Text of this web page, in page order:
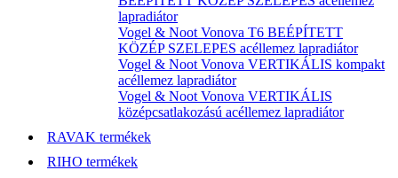
lapradiátor
Vogel & Noot Vonova T6 BEÉPÍTETT
KÖZÉP SZELEPES acéllemez lapradiátor
Vogel & Noot Vonova VERTIKÁLIS kompakt
acéllemez lapradiátor
Vogel & Noot Vonova VERTIKÁLIS
középcsatlakozású acéllemez lapradiátor
RAVAK termékek
RIHO termékek